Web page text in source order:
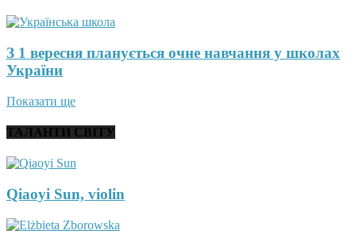
З 1 вересня планується очне навчання у школах
України
Показати ще
ТАЛАНТИ СВІТУ
Qiaoyi Sun, violin